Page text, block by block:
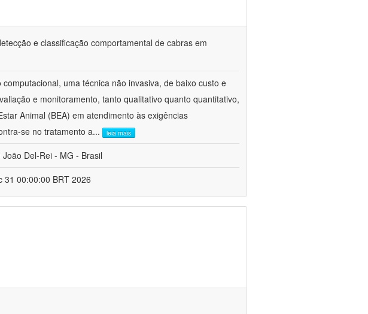
e classificação comportamental de cabras em
uma técnica não invasiva, de baixo custo e
e monitoramento, tanto qualitativo quanto quantitativo,
Animal (BEA) em atendimento às exigências
se no tratamento a... leia mais
Del-Rei - MG - Brasil
31 00:00:00 BRT 2026